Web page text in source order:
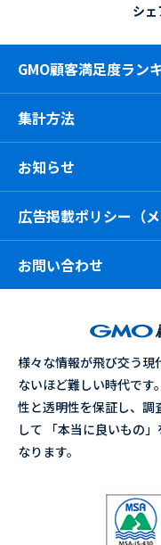
シェ
GMO顧客満足度ラン
集計方法
お知らせ
広告掲載ポリシー（
お問い合わせ
様々な情報が飛び交う現
ないほど難しい時代です
性と透明性を保証し、調
して 「本当に良いもの
なります。